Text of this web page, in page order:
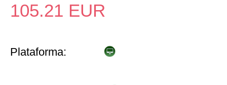
105.21 EUR
Plataforma: